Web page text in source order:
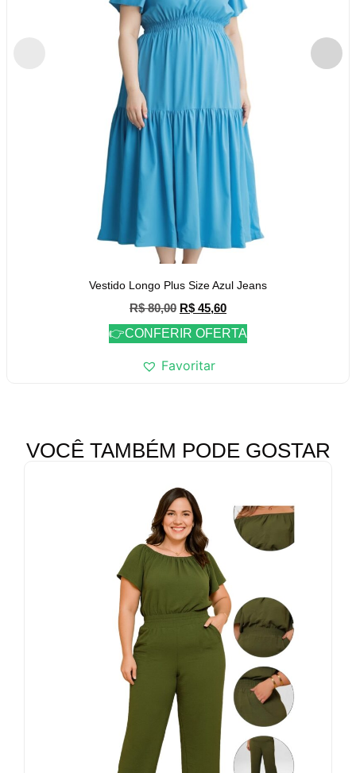
Vestido Longo Plus Size Azul Jeans
R$80,00 R$ 45,60
👉CONFERIR OFERTA
Favoritar
VOCÊ TAMBÉM PODE GOSTAR